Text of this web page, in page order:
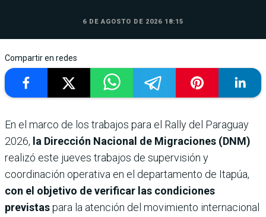
6 DE AGOSTO DE 2026 18:15
Compartir en redes
En el marco de los trabajos para el Rally del Paraguay
2026, la Dirección Nacional de Migraciones (DNM)
realizó este jueves trabajos de supervisión y
coordinación operativa en el departamento de Itapúa,
con el objetivo de verificar las condiciones
previstaspara la atención del movimiento internacional